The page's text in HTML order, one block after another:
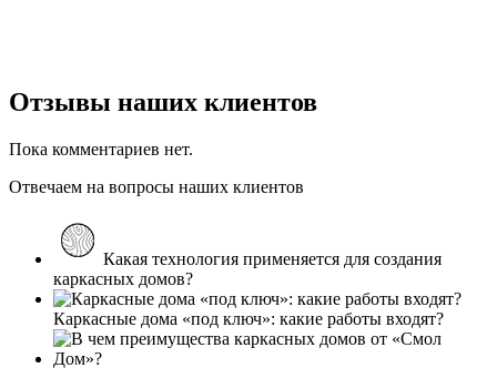
Отзывы наших клиентов
Пока комментариев нет.
Отвечаем на вопросы наших клиентов
Какая технология применяется для создания
каркасных домов?
Каркасные дома «под ключ»: какие работы входят?